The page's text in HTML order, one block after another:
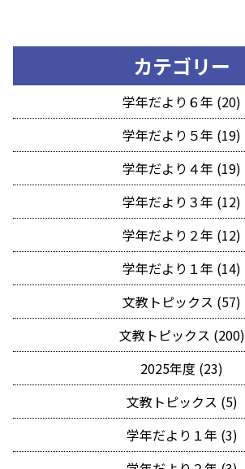
カテゴリー
学年だより６年 (20)
学年だより５年 (19)
学年だより４年 (19)
学年だより３年 (12)
学年だより２年 (12)
学年だより１年 (14)
文教トピックス (57)
文教トピックス (200)
2025年度 (23)
文教トピックス (5)
学年だより１年 (3)